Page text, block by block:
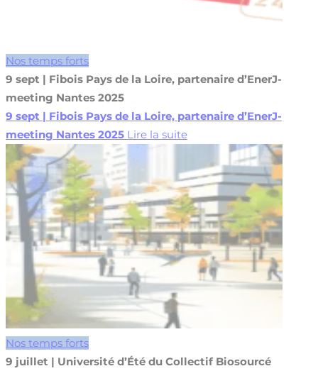
Nos temps forts
9 sept | Fibois Pays de la Loire, partenaire d’EnerJ-
meeting Nantes 2025
9 sept | Fibois Pays de la Loire, partenaire d’EnerJ-
meeting Nantes 2025 Lire la suite
Nos temps forts
9 juillet | Université d’Été du Collectif Biosourcé